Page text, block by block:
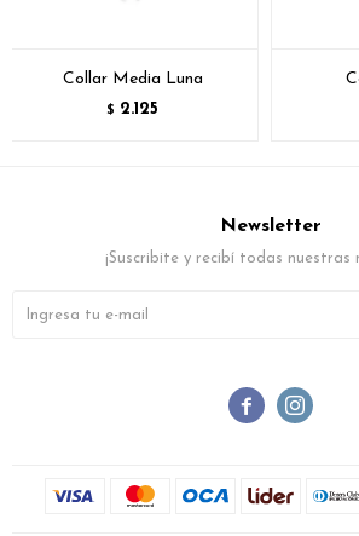
Collar Media Luna
$ 2.125
 
Newsletter
¡Suscribite y recibí todas nuestras